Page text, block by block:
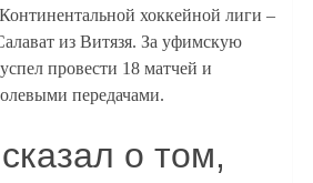
хоккейной лиги –
из Витязя. За уфимскую
провести 18 матчей и
передачами.
о том,